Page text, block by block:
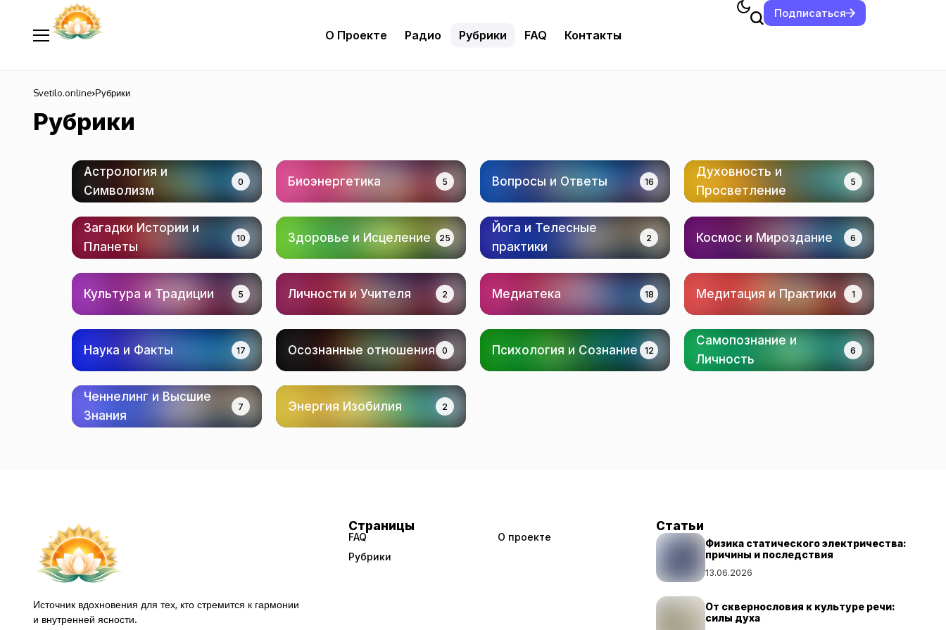
О Проекте Радио Рубрики FAQ Контакты
Подписаться
Svetilo.online Рубрики
Рубрики
Астрология и
Символизм
0 Биоэнергетика 5 Вопросы и Ответы 16
Духовность и
Просветление
5
Загадки Истории и
Планеты
10 Здоровье и Исцеление 25
Йога и Телесные
практики
2 Космос и Мироздание 6
Культура и Традиции 5 Личности и Учителя 2 Медиатека 18 Медитация и Практики 1
Наука и Факты 17 Осознанные отношения 0 Психология и Сознание 12
Самопознание и
Личность
6
Ченнелинг и Высшие
Знания
7 Энергия Изобилия 2
Источник вдохновения для тех, кто стремится к гармонии
и внутренней ясности.
Страницы
FAQ
О проекте
Рубрики
Статьи
Физика статического электричества:
причины и последствия
13.06.2026
От сквернословия к культуре речи:
силы духа